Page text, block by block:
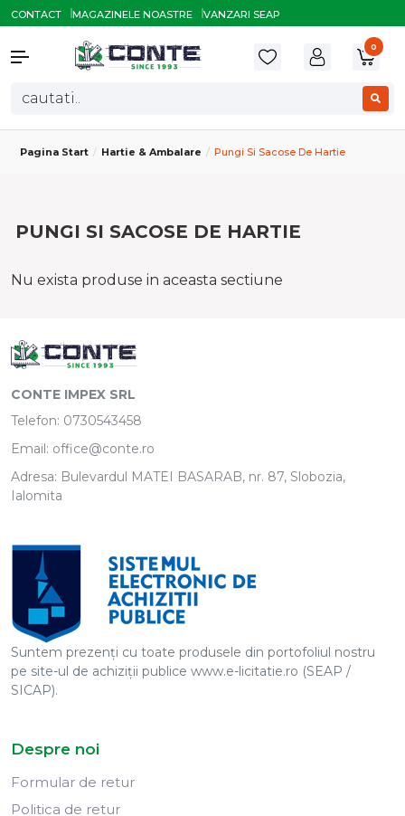
CONTACT MAGAZINELE NOASTRE VANZARI SEAP
0
Pagina Start Hartie & Ambalare Pungi Si Sacose De Hartie
PUNGI SI SACOSE DE HARTIE
Nu exista produse in aceasta sectiune
CONTE IMPEX SRL
Telefon: 0730543458
Email: office@conte.ro
Adresa: Bulevardul MATEI BASARAB, nr. 87, Slobozia,
Ialomita
Suntem prezenți cu toate produsele din portofoliul nostru
pe site-ul de achiziții publice www.e-licitatie.ro (SEAP /
SICAP).
Despre noi
Formular de retur
Politica de retur